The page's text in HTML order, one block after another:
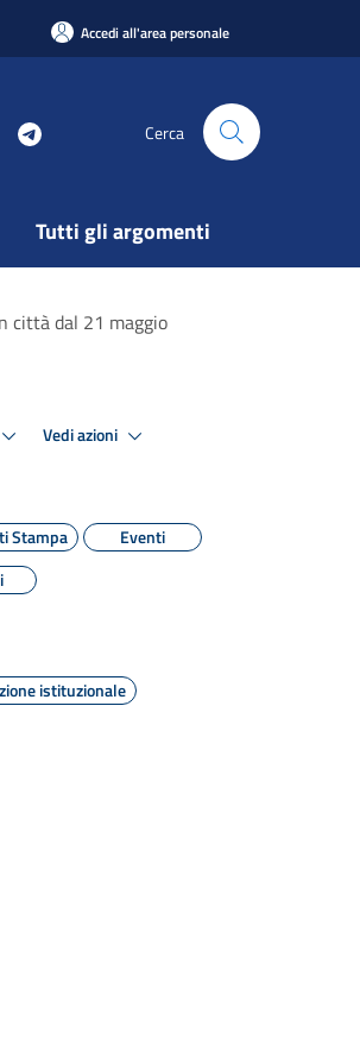
Accedi all'area personale
Cerca
Tutti gli argomenti
città dal 21 maggio
Vedi azioni
Stampa
Eventi
istituzionale